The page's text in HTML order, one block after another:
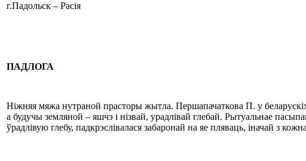
г.Падольск – Расія
ПАДЛОГА
Ніжняя мяжа нутраной прасторы жытла. Першапачаткова П. у беларускіх
а будучы земляной – яшчэ і нізвай, урадлівай глебай. Рытуальнае
ўрадлівую глебу, падкрэслівалася забаронай на яе пляваць, іначай з